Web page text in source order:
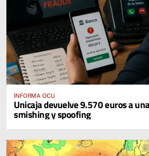
INFORMA OCU
Unicaja devuelve 9.570 euros a
smishing y spoofing